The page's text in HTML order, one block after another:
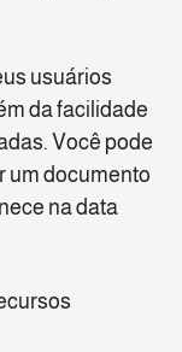
usuários
da facilidade
Você pode
um documento
na data